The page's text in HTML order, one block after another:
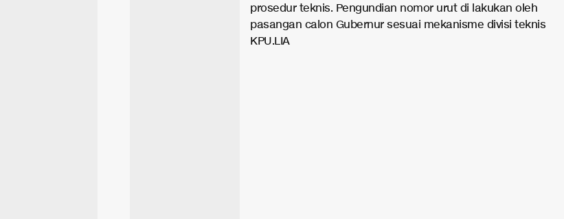
prosedur teknis. Pengundian nomor urut di lakukan oleh
pasangan calon Gubernur sesuai mekanisme divisi teknis
KPU.LIA